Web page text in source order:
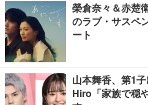
榮倉奈々＆赤楚
のラブ・サスペ
ート
山本舞香、第1
Hiro「家族で穏